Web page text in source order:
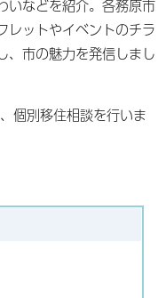
いなどを紹介。各務原市
レットやイベントのチラ
、市の魅力を発信しまし
個別移住相談を行いま